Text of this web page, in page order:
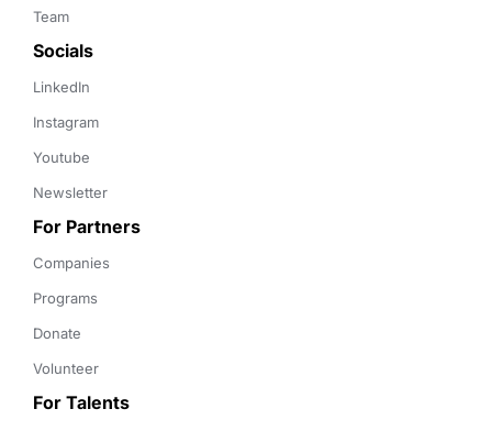
Team
Socials
LinkedIn
Instagram
Youtube
Newsletter
For Partners
Companies
Programs
Donate
Volunteer
For Talents